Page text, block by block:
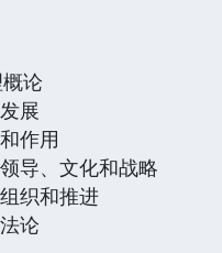
论
展
作用
导、文化和战略
织和推进
论